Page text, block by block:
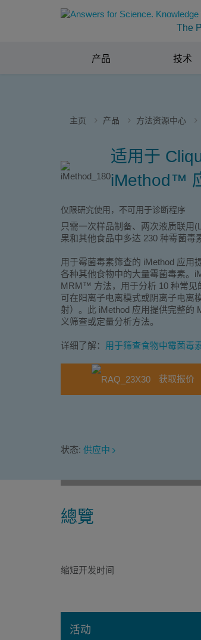
The
产品 技术
主页 产品 方法资源中心
适用于
iMethod™
仅限研究使用，不可用于诊断程序
只需一次样品制备、两次液质联用
果和其他食品中多达 230 种霉菌毒
用于霉菌毒素筛查的 iMethod 应用
各种其他食物中的大量霉菌毒素。
MRM™ 方法，用于分析 10 种常见
可在阳离子电离模式或阴离子电离
射）。此 iMethod 应用提供完整的
义筛查或定量分析方法。
详细了解： 用于筛查食物中霉菌毒
获取报价
状态: 供应中
總覽
缩短开发时间
活动